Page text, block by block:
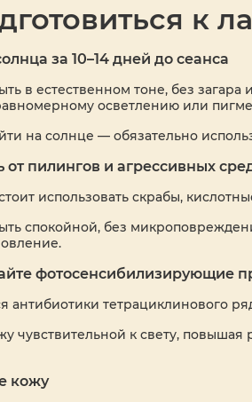
к
за 10–14 дней до сеанса
в естественном тоне, без загара
осветлению или
на солнце — обязательно
от пилингов и агрессивных
использовать скрабы,
спокойной, без
фотосенсибилизирующие
антибиотики тетрациклинового
чувствительной к свету,
кожу